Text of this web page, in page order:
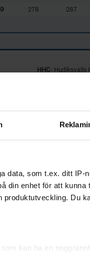
data, som t.ex. ditt IP-
din enhet för att
Du
kan ha en
278 287
HHC- Hudiksvalls